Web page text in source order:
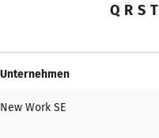
Q R S T
Unternehmen
New Work SE